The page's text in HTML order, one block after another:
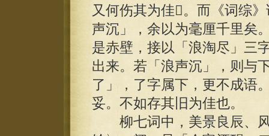
又何伤其为佳。而《词综
声沉」，余以为毫厘千里矣
是赤壁，接以「浪淘尽」三
出来。若「浪声沉」，则与
了」，了字属下，更不成语
妥。不如存其旧为佳也。
柳七词中，美景良辰、风